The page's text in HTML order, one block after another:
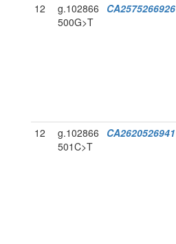
12
g.102866
500G>T
CA2575266926
12
g.102866
501C>T
CA2620526941